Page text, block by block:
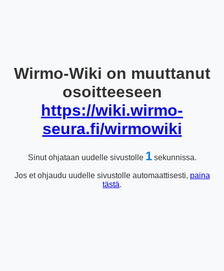
Wirmo-Wiki on muuttanut
osoitteeseen
https://wiki.wirmo-
seura.fi/wirmowiki
Sinut ohjataan uudelle sivustolle 1sekunnissa.
Jos et ohjaudu uudelle sivustolle automaattisesti, paina
tästä.